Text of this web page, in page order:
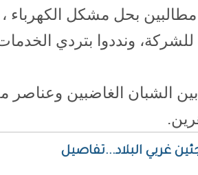
مطالبين بحل مشكل الكهرباء ،
ونددوا بتردي
الشبان الغاضبين وعناصر
غربي البلاد...تفاصيل